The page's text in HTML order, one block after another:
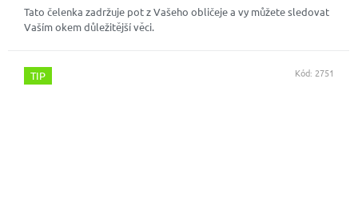
Tato čelenka zadržuje pot z Vašeho obličeje a vy můžete sledovat
Vaším okem důležitější věci.
TIP Kód: 2751